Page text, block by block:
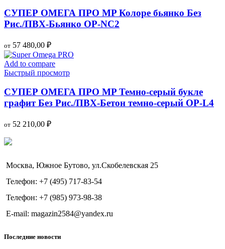
СУПЕР ОМЕГА ПРО MP Колоре бьянко Без
Рис./ПВХ-Бьянко OP-NC2
от 57 480,00 ₽
Add to compare
Быстрый просмотр
СУПЕР ОМЕГА ПРО MP Темно-серый букле
графит Без Рис./ПВХ-Бетон темно-серый OP-L4
от 52 210,00 ₽
Москва, Южное Бутово, ул.Скобелевская 25
Телефон: +7 (495) 717-83-54
Телефон: +7 (985) 973-98-38
E-mail: magazin2584@yandex.ru
Последние новости